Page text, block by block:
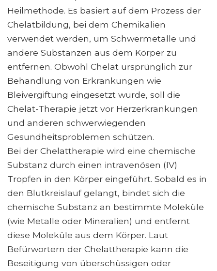
Heilmethode. Es basiert auf dem Prozess der
Chelatbildung, bei dem Chemikalien
verwendet werden, um Schwermetalle und
andere Substanzen aus dem Körper zu
entfernen. Obwohl Chelat ursprünglich zur
Behandlung von Erkrankungen wie
Bleivergiftung eingesetzt wurde, soll die
Chelat-Therapie jetzt vor Herzerkrankungen
und anderen schwerwiegenden
Gesundheitsproblemen schützen.
Bei der Chelattherapie wird eine chemische
Substanz durch einen intravenösen (IV)
Tropfen in den Körper eingeführt. Sobald es in
den Blutkreislauf gelangt, bindet sich die
chemische Substanz an bestimmte Moleküle
(wie Metalle oder Mineralien) und entfernt
diese Moleküle aus dem Körper. Laut
Befürwortern der Chelattherapie kann die
Beseitigung von überschüssigen oder